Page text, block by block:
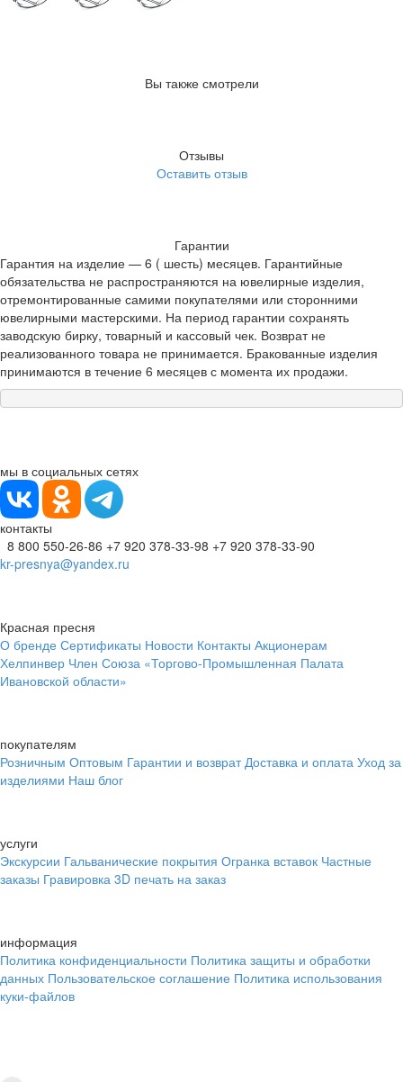
Вы также смотрели
Отзывы
Оставить отзыв
Гарантии
Гарантия на изделие — 6 ( шесть) месяцев. Гарантийные
обязательства не распространяются на ювелирные изделия,
отремонтированные самими покупателями или сторонними
ювелирными мастерскими. На период гарантии сохранять
заводскую бирку, товарный и кассовый чек. Возврат не
реализованного товара не принимается. Бракованные изделия
принимаются в течение 6 месяцев с момента их продажи.
мы в социальных сетях
контакты
8 800 550-26-86 +7 920 378-33-98 +7 920 378-33-90
kr-presnya@yandex.ru
Красная пресня
О бренде Сертификаты Новости Контакты Акционерам
Хелпинвер Член Союза «Торгово-Промышленная Палата
Ивановской области»
покупателям
Розничным Оптовым Гарантии и возврат Доставка и оплата Уход за
изделиями Наш блог
услуги
Экскурсии Гальванические покрытия Огранка вставок Частные
заказы Гравировка 3D печать на заказ
информация
Политика конфиденциальности Политика защиты и обработки
данных Пользовательское соглашение Политика использования
куки-файлов